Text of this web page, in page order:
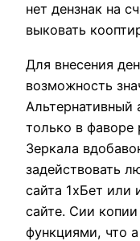
нет дензнак на
выковать
Для внесения
возможность
Альтернативный
только в фаворе
Зеркала
задействовать
сайта 1хБет или
сайте. Сии
функциями, что